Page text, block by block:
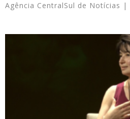
Agência CentralSul de Notícias